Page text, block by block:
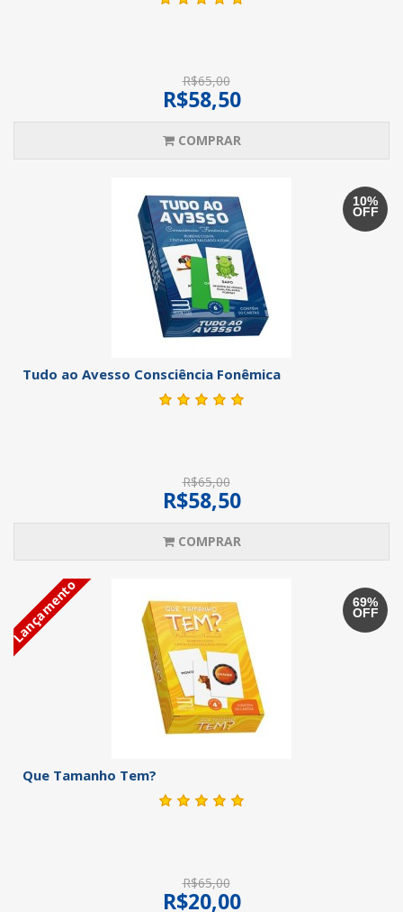
R$65,00
R$58,50
COMPRAR
10%
OFF
Tudo ao Avesso Consciência Fonêmica
R$65,00
R$58,50
COMPRAR
69%
OFF
Lançamento
Que Tamanho Tem?
R$65,00
R$20,00